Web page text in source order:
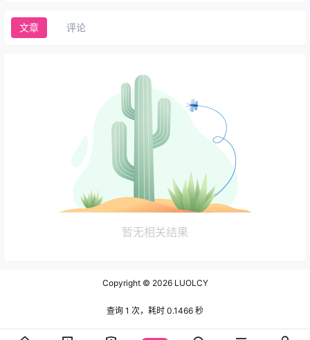
文章 评论
暂无相关结果
Copyright © 2026LUOLCY
查询 1 次，耗时 0.1466 秒